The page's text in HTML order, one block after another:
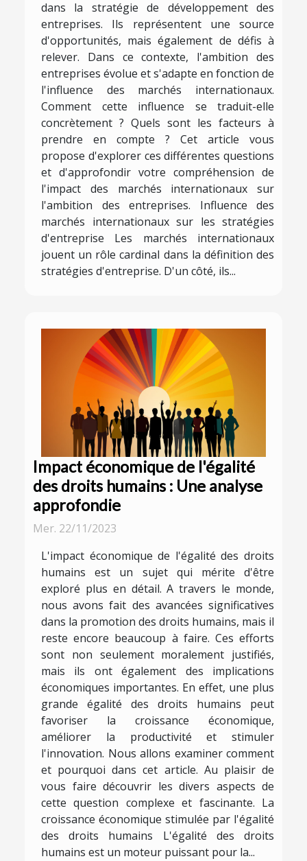
dans la stratégie de développement des
entreprises. Ils représentent une source
d'opportunités, mais également de défis à
relever. Dans ce contexte, l'ambition des
entreprises évolue et s'adapte en fonction de
l'influence des marchés internationaux.
Comment cette influence se traduit-elle
concrètement ? Quels sont les facteurs à
prendre en compte ? Cet article vous
propose d'explorer ces différentes questions
et d'approfondir votre compréhension de
l'impact des marchés internationaux sur
l'ambition des entreprises. Influence des
marchés internationaux sur les stratégies
d'entreprise Les marchés internationaux
jouent un rôle cardinal dans la définition des
stratégies d'entreprise. D'un côté, ils...
Impact économique de l'égalité
des droits humains : Une analyse
approfondie
Mer. 22/11/2023
L'impact économique de l'égalité des droits
humains est un sujet qui mérite d'être
exploré plus en détail. A travers le monde,
nous avons fait des avancées significatives
dans la promotion des droits humains, mais il
reste encore beaucoup à faire. Ces efforts
sont non seulement moralement justifiés,
mais ils ont également des implications
économiques importantes. En effet, une plus
grande égalité des droits humains peut
favoriser la croissance économique,
améliorer la productivité et stimuler
l'innovation. Nous allons examiner comment
et pourquoi dans cet article. Au plaisir de
vous faire découvrir les divers aspects de
cette question complexe et fascinante. La
croissance économique stimulée par l'égalité
des droits humains L'égalité des droits
humains est un moteur puissant pour la...